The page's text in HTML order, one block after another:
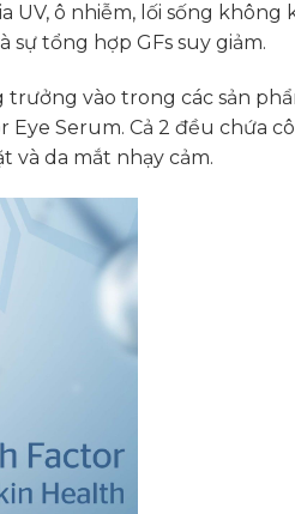
ô nhiễm, lối sống không
sự tổng hợp GFs suy giảm.
vào trong các sản
Serum. Cả 2 đều chứa
và da mắt nhạy cảm.